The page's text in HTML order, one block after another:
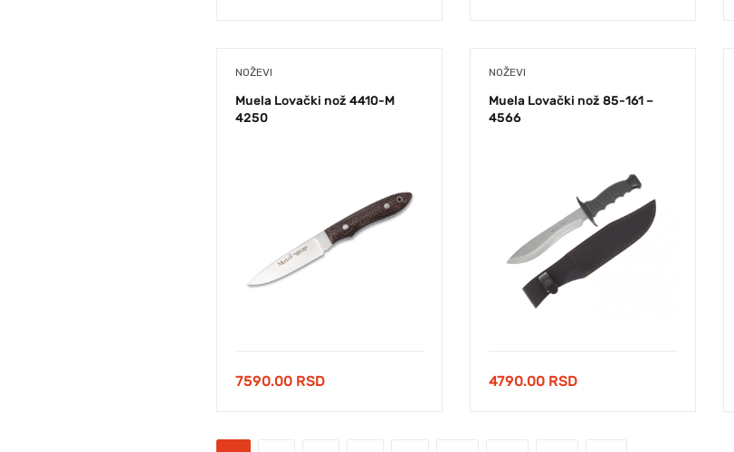
NOŽEVI
Muela Lovački nož 4410-M
4250
7590.00 RSD
NOŽEVI
Muela Lovački nož 85-161 –
4566
4790.00 RSD